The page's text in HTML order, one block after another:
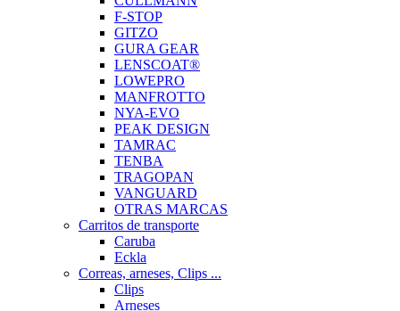
F-STOP
GITZO
GURA GEAR
LENSCOAT®
LOWEPRO
MANFROTTO
NYA-EVO
PEAK DESIGN
TAMRAC
TENBA
TRAGOPAN
VANGUARD
OTRAS MARCAS
Carritos de transporte
Caruba
Eckla
Correas, arneses, Clips ...
Clips
Arneses